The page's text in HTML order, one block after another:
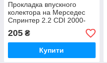
Прокладка впускного
колектора на Мерседес
Спринтер 2.2 CDI 2000-
2006 TRUCKTEC
AUTOMOTIVE — 0216055
205 ₴
Купити